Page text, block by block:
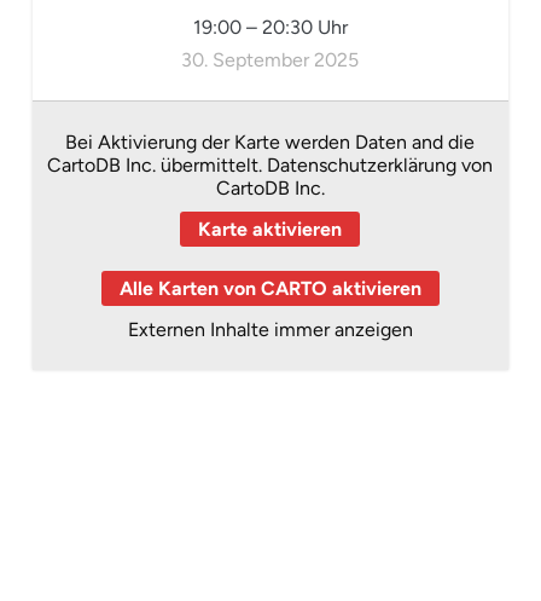
19:00– 20:30Uhr
30. September 2025
Bei Aktivierung der Karte werden Daten and die
CartoDB Inc. übermittelt. Datenschutzerklärung von
CartoDB Inc.
Karte aktivieren
Alle Karten von CARTO aktivieren
Externen Inhalte immer anzeigen